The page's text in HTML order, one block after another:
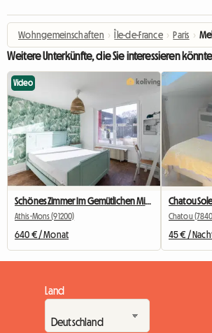
Wohngemeinschaften › Île-de-France › Paris ›
Weitere Unterkünfte, die Sie interessieren
Video
Schönes Zimmer Im Gemütlichen Mitbewohner Nr. 2
Athis-Mons (91200)
640 € / Monat
Chatou
Chatou
45 € /
Land